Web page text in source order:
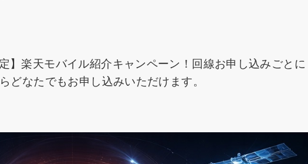
】楽天モバイル紹介キャンペーン！回線お申し込みごとに
どなたでもお申し込みいただけます。